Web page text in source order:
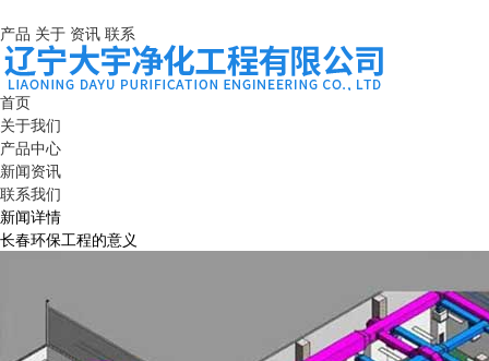
产品 关于 资讯 联系
首页
关于我们
产品中心
新闻资讯
联系我们
新闻详情
长春环保工程的意义